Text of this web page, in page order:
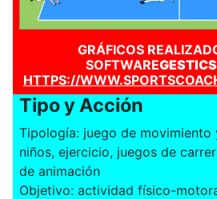
GRÁFICOS
SOFTWARE
HTTPS://
Tipo y Acción
Tipología: juego de movimiento
niños, ejercicio, juegos de
de animación
Objetivo: actividad físico-